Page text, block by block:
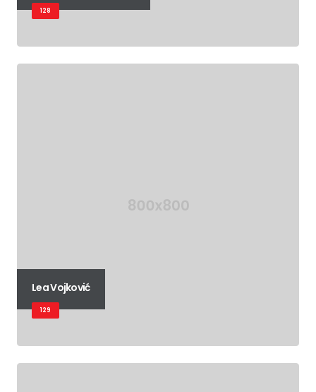
128
Lea Vojković
129